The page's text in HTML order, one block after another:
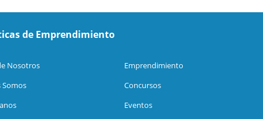
de Emprendimiento
Nosotros
Somos
Emprendimiento
Concursos
Eventos